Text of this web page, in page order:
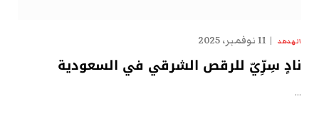
الهدهد 11 نوفمبر، 2025
نادٍ سِرِّيّ للرقص الشرقي في السعودية
…